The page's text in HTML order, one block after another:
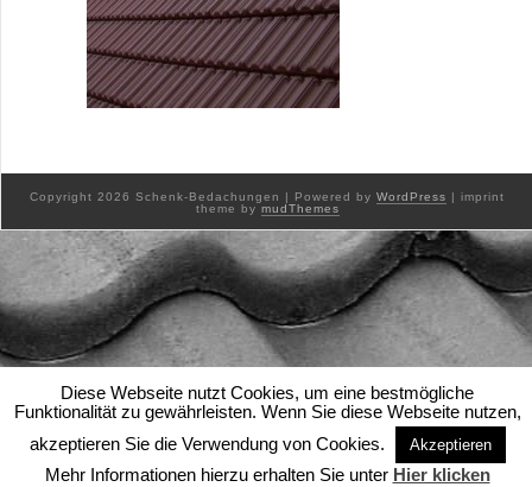
Copyright 2026 Schenk-Bedachungen | Powered by WordPress | imprint
theme by mudThemes
Diese Webseite nutzt Cookies, um eine bestmögliche
Funktionalität zu gewährleisten. Wenn Sie diese Webseite nutzen,
akzeptieren Sie die Verwendung von Cookies.
Akzeptieren
Mehr Informationen hierzu erhalten Sie unter Hier klicken